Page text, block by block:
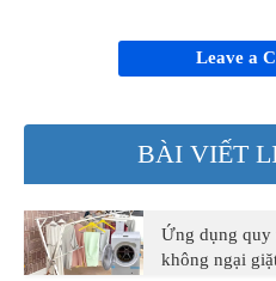
Leave a
BÀI VIẾT
Ứng dụng quy
không ngại